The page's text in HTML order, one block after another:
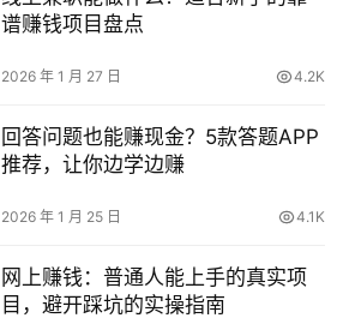
谱赚钱项目盘点
2026 年 1 月 27 日 4.2K
回答问题也能赚现金？5款答题APP
推荐，让你边学边赚
2026 年 1 月 25 日 4.1K
网上赚钱：普通人能上手的真实项
目，避开踩坑的实操指南